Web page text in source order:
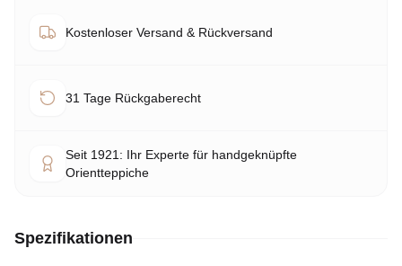
Kostenloser Versand & Rückversand
31 Tage Rückgaberecht
Seit 1921: Ihr Experte für handgeknüpfte
Orientteppiche
Spezifikationen